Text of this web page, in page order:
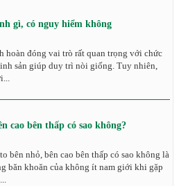
gì, có nguy hiểm không
hoàn đóng vai trò rất quan trọng với chức
sản giúp duy trì nòi giống. Tuy nhiên,
cao bên thấp có sao không?
bên nhỏ, bên cao bên thấp có sao không là
băn khoăn của không ít nam giới khi gặp